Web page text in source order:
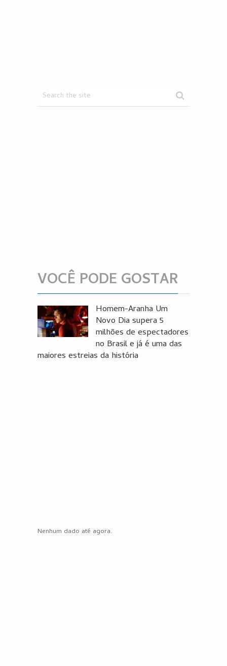
VOCÊ PODE GOSTAR
Homem-Aranha Um
Novo Dia supera 5
milhões de espectadores
no Brasil e já é uma das
maiores estreias da história
Nenhum dado até agora.